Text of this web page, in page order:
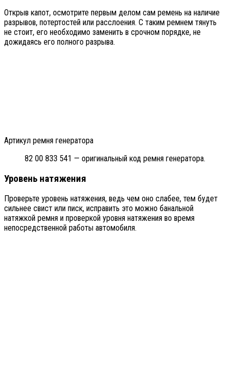
Открыв капот, осмотрите первым делом сам ремень на наличие
разрывов, потертостей или расслоения. С таким ремнем тянуть
не стоит, его необходимо заменить в срочном порядке, не
дожидаясь его полного разрыва.
Артикул ремня генератора
82 00 833 541 — оригинальный код ремня генератора.
Уровень натяжения
Проверьте уровень натяжения, ведь чем оно слабее, тем будет
сильнее свист или писк, исправить это можно банальной
натяжкой ремня и проверкой уровня натяжения во время
непосредственной работы автомобиля.